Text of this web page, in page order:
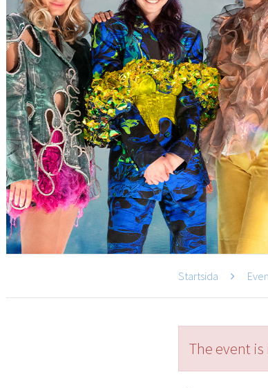
Startsida
The event